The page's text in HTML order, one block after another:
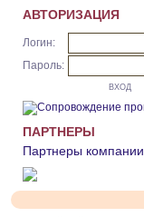
АВТОРИЗАЦИЯ
Логин:
Пароль:
ВХОД
ПАРТНЕРЫ
Партнеры компании